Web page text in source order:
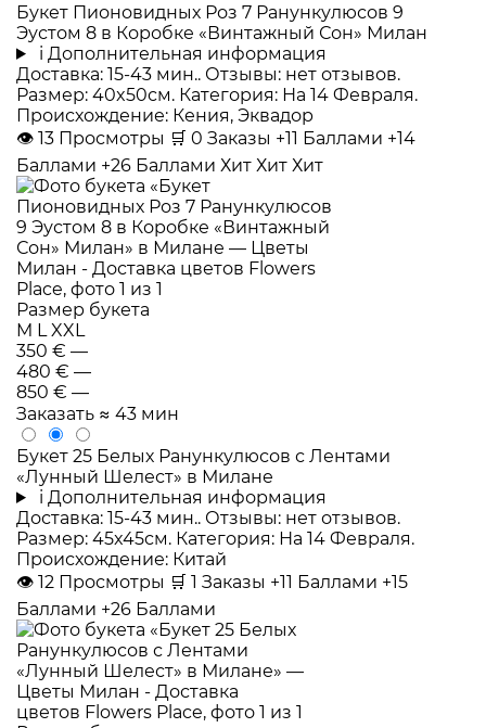
Букет Пионовидных Роз 7 Ранункулюсов 9
Эустом 8 в Коробке «Винтажный Сон» Милан
i Дополнительная информация
Доставка: 15-43 мин.. Отзывы: нет отзывов.
Размер: 40x50см. Категория: На 14 Февраля.
Происхождение: Кения, Эквадор
👁 13 Просмотры 🛒 0 Заказы +11 Баллами +14
Баллами +26 Баллами Хит Хит Хит
Размер букета
M LXXL
350 € —
480 € —
850 € —
Заказать ≈ 43 мин
Букет 25 Белых Ранункулюсов с Лентами
«Лунный Шелест» в Милане
i Дополнительная информация
Доставка: 15-43 мин.. Отзывы: нет отзывов.
Размер: 45x45см. Категория: На 14 Февраля.
Происхождение: Китай
👁 12 Просмотры 🛒 1 Заказы +11 Баллами +15
Баллами +26 Баллами